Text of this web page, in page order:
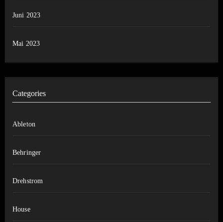
Juni 2023
Mai 2023
Categories
Ableton
Behringer
Drehstrom
House